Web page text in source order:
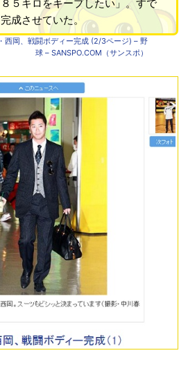
５キロをキープしたい」。すで
成させていた。
西岡、戦闘ボディー完成 (2/3ページ) – 野
球 – SANSPO.COM（サンスポ）